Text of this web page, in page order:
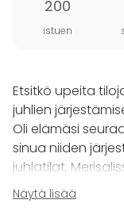
200
istuen
Etsitkö upeita
juhlien
Oli elämäsi
sinua niiden
juhlatilat,
häät ja vielä jää
Keittiömme
Näytä lisää